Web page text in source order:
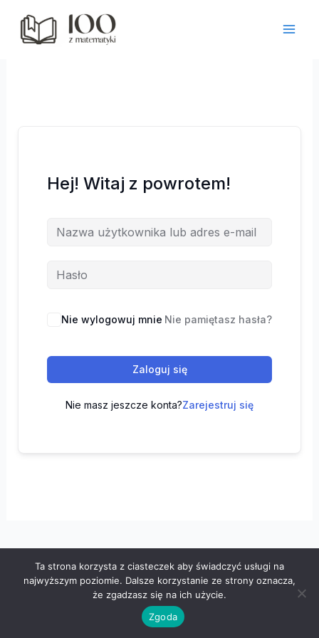
treści
Hej! Witaj z powrotem!
Nie wylogowuj mnie Nie pamiętasz hasła?
Zaloguj się
Nie masz jeszcze konta?Zarejestruj się
Wszelkie prawa zastrzeżone © 2026 "100 z matematyki" -
Polityka prywatności- Regulamin
Ta strona korzysta z ciasteczek aby świadczyć usługi na
najwyższym poziomie. Dalsze korzystanie ze strony oznacza,
że zgadzasz się na ich użycie.
Zgoda